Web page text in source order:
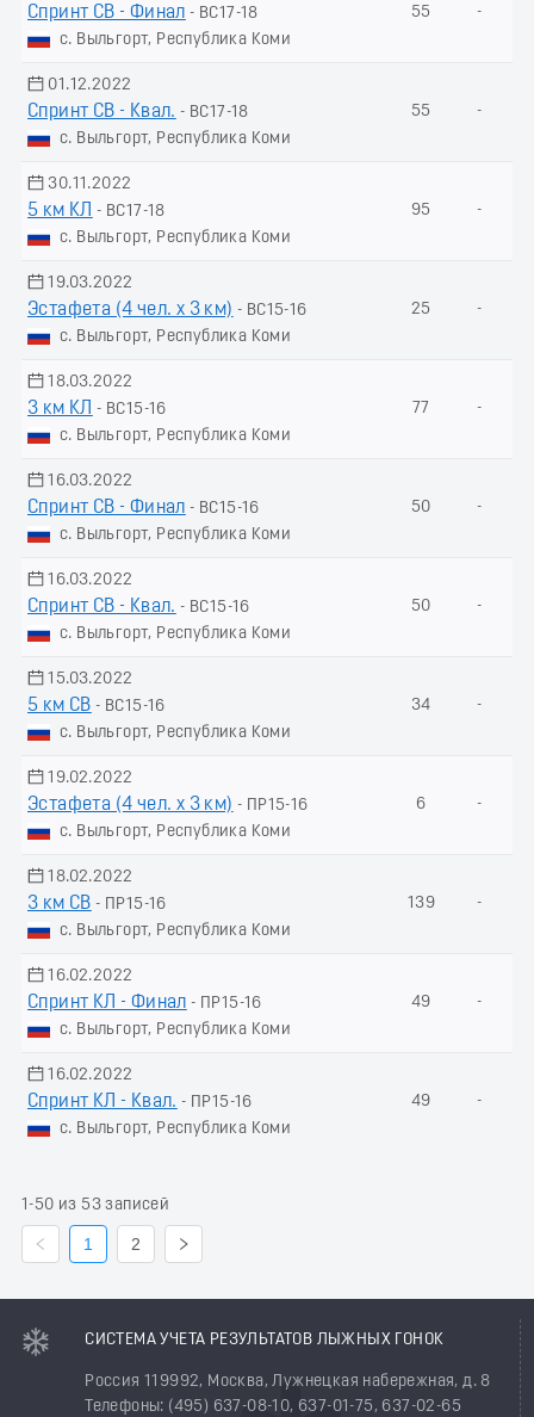
Спринт СВ - Финал - ВС17-18
с. Выльгорт, Республика Коми
55 -
01.12.2022
Спринт СВ - Квал. - ВС17-18
с. Выльгорт, Республика Коми
55 -
30.11.2022
5 км КЛ
- ВС17-18
с. Выльгорт, Республика Коми
95 -
19.03.2022
Эстафета (4 чел. х 3 км) - ВС15-16
с. Выльгорт, Республика Коми
25 -
18.03.2022
3 км КЛ
- ВС15-16
с. Выльгорт, Республика Коми
77 -
16.03.2022
Спринт СВ - Финал - ВС15-16
с. Выльгорт, Республика Коми
50 -
16.03.2022
Спринт СВ - Квал. - ВС15-16
с. Выльгорт, Республика Коми
50 -
15.03.2022
5 км СВ - ВС15-16
с. Выльгорт, Республика Коми
34 -
19.02.2022
Эстафета (4 чел. х 3 км) - ПР15-16
с. Выльгорт, Республика Коми
6 -
18.02.2022
3 км СВ - ПР15-16
с. Выльгорт, Республика Коми
139 -
16.02.2022
Спринт КЛ - Финал - ПР15-16
с. Выльгорт, Республика Коми
49 -
16.02.2022
Спринт КЛ - Квал. - ПР15-16
с. Выльгорт, Республика Коми
49 -
1-50 из 53 записей
1 2
СИСТЕМА УЧЕТА РЕЗУЛЬТАТОВ ЛЫЖНЫХ ГОНОК
Россия 119992, Москва, Лужнецкая набережная, д. 8
Телефоны: (495) 637-08-10, 637-01-75, 637-02-65